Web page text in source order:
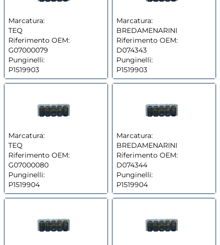
Marcatura:
TEQ
Riferimento OEM:
G07000079
Punginelli:
P1519903
Marcatura:
BREDAMENARINI
Riferimento OEM:
D074343
Punginelli:
P1519903
Marcatura:
TEQ
Riferimento OEM:
G07000080
Punginelli:
P1519904
Marcatura:
BREDAMENARINI
Riferimento OEM:
D074344
Punginelli:
P1519904